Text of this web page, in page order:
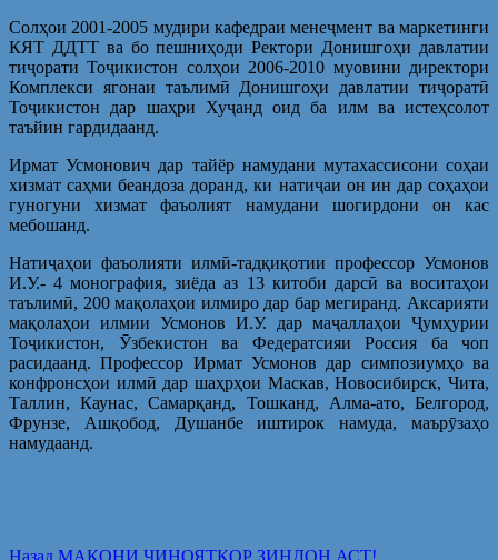
Солҳои 2001-2005 мудири кафедраи менеҷмент ва маркетинги
КЯТ ДДТТ ва бо пешниҳоди Ректори Донишгоҳи давлатии
тиҷорати Тоҷикистон солҳои 2006-2010 муовини директори
Комплекси ягонаи таълимӣ Донишгоҳи давлатии тиҷоратӣ
Тоҷикистон дар шаҳри Хуҷанд оид ба илм ва истеҳсолот
таъйин гардидаанд.
Ирмат Усмонович дар тайёр намудани мутахассисони соҳаи
хизмат саҳми беандоза доранд, ки натиҷаи он ин дар соҳаҳои
гуногуни хизмат фаъолият намудани шогирдони он кас
мебошанд.
Натиҷаҳои фаъолияти илмӣ-тадқиқотии профессор Усмонов
И.У.- 4 монография, зиёда аз 13 китоби дарсӣ ва воситаҳои
таълимӣ, 200 мақолаҳои илмиро дар бар мегиранд. Аксарияти
мақолаҳои илмии Усмонов И.У. дар маҷаллаҳои Ҷумҳурии
Тоҷикистон, Ӯзбекистон ва Федератсияи Россия ба чоп
расидаанд. Профессор Ирмат Усмонов дар симпозиумҳо ва
конфронсҳои илмӣ дар шаҳрҳои Маскав, Новосибирск, Чита,
Таллин, Каунас, Самарқанд, Тошканд, Алма-ато, Белгород,
Фрунзе, Ашқобод, Душанбе иштирок намуда, маърӯзаҳо
намудаанд.
Назад Предыдущая
МАКОНИ ҶИНОЯТКОР ЗИНДОН АСТ!